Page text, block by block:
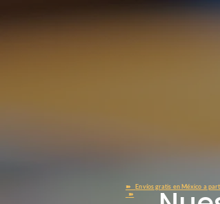
➽Envíos gratis en México a
➽